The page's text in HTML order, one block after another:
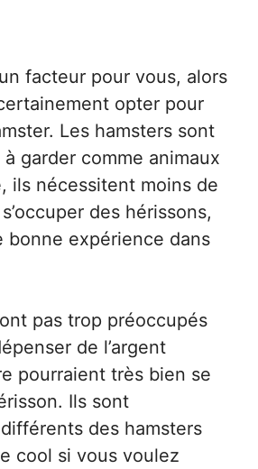
facteur pour vous, alors
opter pour
Les hamsters sont
garder comme animaux
ils nécessitent moins de
des hérissons,
bonne expérience dans
pas trop préoccupés
de l’argent
pourraient très bien se
Ils sont
des hamsters
cool si vous voulez